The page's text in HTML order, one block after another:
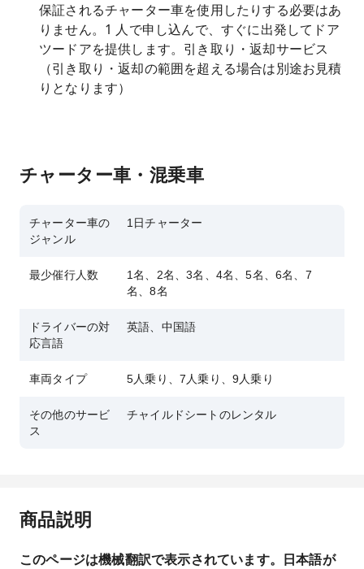
保証されるチャーター車を使用したりする必要はあ
りません。1 人で申し込んで、すぐに出発してドア
ツードアを提供します。引き取り・返却サービス
（引き取り・返却の範囲を超える場合は別途お見積
りとなります）
チャーター車・混乗車
チャーター車の
ジャンル
1日チャーター
最少催行人数
1名、2名、3名、4名、5名、6名、7
名、8名
ドライバーの対
応言語
英語、中国語
車両タイプ 5人乗り、7人乗り、9人乗り
その他のサービ
ス
チャイルドシートのレンタル
商品説明
このページは機械翻訳で表示されています。日本語が